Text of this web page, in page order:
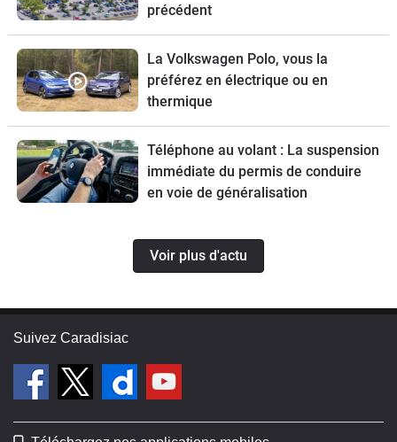
précédent
La Volkswagen Polo, vous la
préférez en électrique ou en
thermique
Téléphone au volant : La suspension
immédiate du permis de conduire
en voie de généralisation
Voir plus d'actu
Suivez Caradisiac